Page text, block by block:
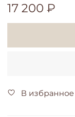
17 200 ₽
В избранное